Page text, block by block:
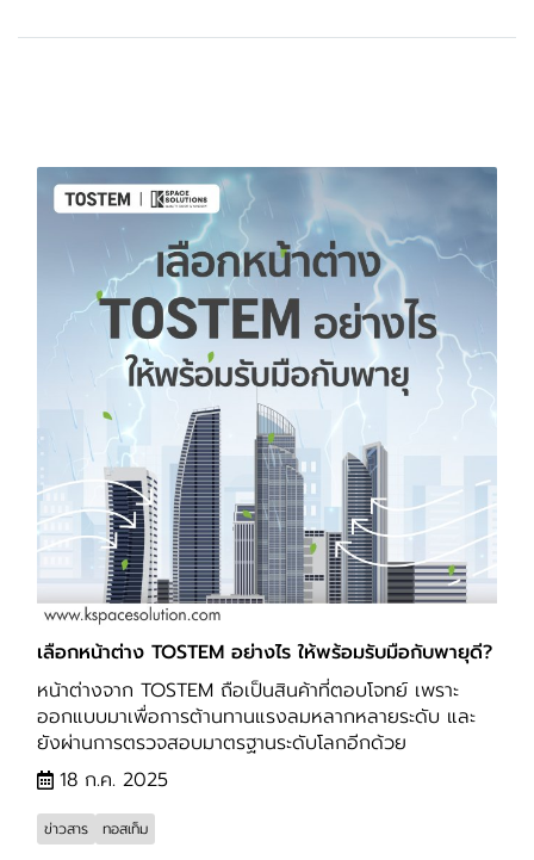
เลือกหน้าต่าง TOSTEM อย่างไร ให้พร้อมรับมือกับพายุดี?
หน้าต่างจาก TOSTEM ถือเป็นสินค้าที่ตอบโจทย์ เพราะ
ออกแบบมาเพื่อการต้านทานแรงลมหลากหลายระดับ และ
ยังผ่านการตรวจสอบมาตรฐานระดับโลกอีกด้วย
18 ก.ค. 2025
ข่าวสาร ทอสเท็ม